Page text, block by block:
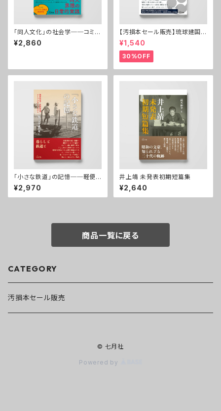
「同人文化」の社会学──コミケ
をはじめとする同人誌即売会と
その参加者の織りなす生態系を
¥2,860
【汚損本セール販売】琉球建国史
の謎を追って──交易社会と倭
寇
¥1,540
30%OFF
「小さな鉄道」の記憶──軽便
鉄道・森林鉄道・ケーブルカーと
人びと
¥2,970
井上靖 未発表初期短篇集
¥2,640
商品一覧に戻る
CATEGORY
汚損本セール販売
© 七月社
Powered by